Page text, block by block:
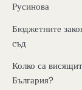
Русинова
Бюджетните
съд
Колко са
България?